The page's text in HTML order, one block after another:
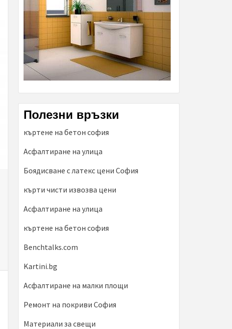
Полезни връзки
къртене на бетон софия
Асфалтиране на улица
Боядисване с латекс цени София
кърти чисти извозва цени
Асфалтиране на улица
къртене на бетон софия
Benchtalks.com
Kartini.bg
Асфалтиране на малки площи
Ремонт на покриви София
Материали за свещи